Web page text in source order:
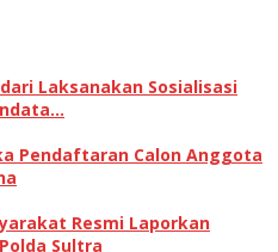
Laksanakan Sosialisasi
Pendaftaran Calon Anggota
Resmi Laporkan
Sultra